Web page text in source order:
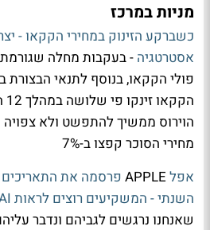
מניות במרכז
כשברקע הזינוק במחירי הקקאו -
אסטרטגיה - בעקבות מחלה
פולי הקקאו, בנוסף לתנאי הבצורת
הוירוס ממשיך להתפשט ולא
מחירי הסוכר קפצו ב-7%
אפל APPLE פרסמה את
השנתי - המשקיעים רוצים לראות AI
שאנחנו נרגשים לגביהם ונדבר